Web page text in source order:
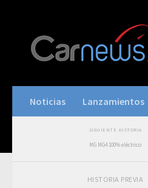
Noticias Lanzamientos
SIGUIENTE HISTORIA
MG MG4 100% eléctrico
HISTORIA PREVIA